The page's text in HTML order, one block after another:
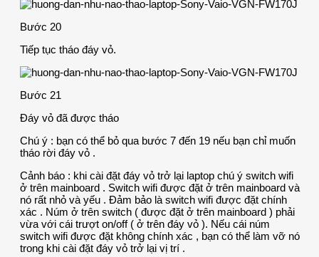
Bước 20
Tiếp tục tháo đáy vỏ.
Bước 21
Đáy vỏ đã được tháo
Chú ý : bạn có thể bỏ qua bước 7 đến 19 nếu bạn chỉ muốn
tháo rời đáy vỏ .
Cảnh báo : khi cài đặt đáy vỏ trở lại laptop chú ý switch wifi
ở trên mainboard . Switch wifi được đặt ở trên mainboard và
nó rất nhỏ và yếu . Đảm bảo là switch wifi được đặt chính
xác . Núm ở trên switch ( được đặt ở trên mainboard ) phải
vừa với cái trượt on/off ( ở trên đáy vỏ ). Nếu cái núm
switch wifi được đặt không chính xác , bạn có thể làm vỡ nó
trong khi cài đặt đáy vỏ trở lại vị trí .